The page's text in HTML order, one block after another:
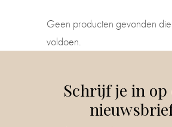
Geen producten gevonden
voldoen.
Schrijf je in op